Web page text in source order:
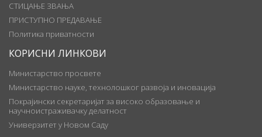
СТИЦАЊЕ ЗВАЊА
ПРИСТУПНО ПРЕДАВАЊЕ
Политика приватности
КОРИСНИ ЛИНКОВИ
Министарство просвете
Министарство науке, технолошког развоја и иновација
Покрајински секретаријат за високо образовање и
научноистраживачку делатност
Универзитет у Новом Саду